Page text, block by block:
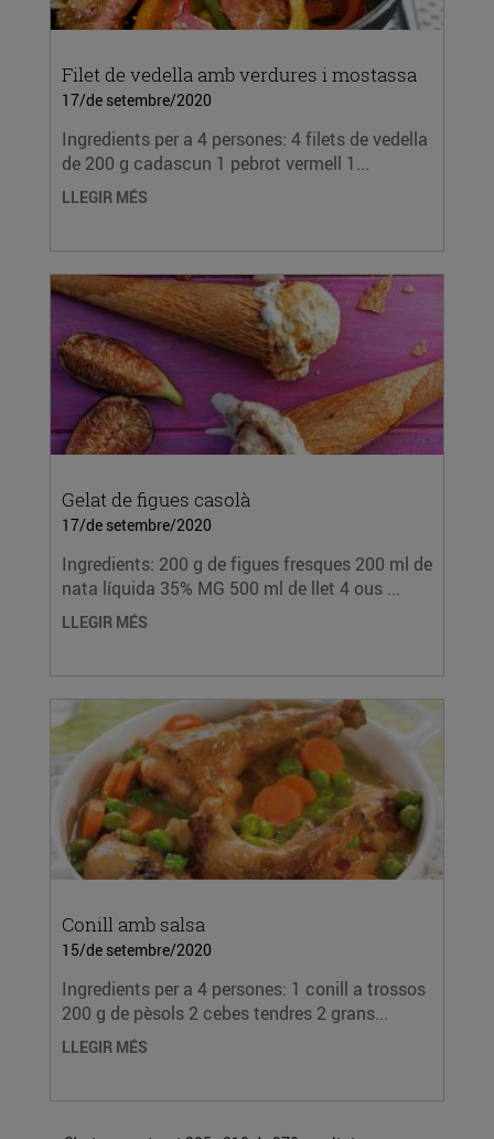
Filet de vedella amb verdures i mostassa
17/de setembre/2020
Ingredients per a 4 persones: 4 filets de vedella
de 200 g cadascun 1 pebrot vermell 1...
LLEGIR MÉS
Gelat de figues casolà
17/de setembre/2020
Ingredients: 200 g de figues fresques 200 ml de
nata líquida 35% MG 500 ml de llet 4 ous ...
LLEGIR MÉS
Conill amb salsa
15/de setembre/2020
Ingredients per a 4 persones: 1 conill a trossos
200 g de pèsols 2 cebes tendres 2 grans...
LLEGIR MÉS